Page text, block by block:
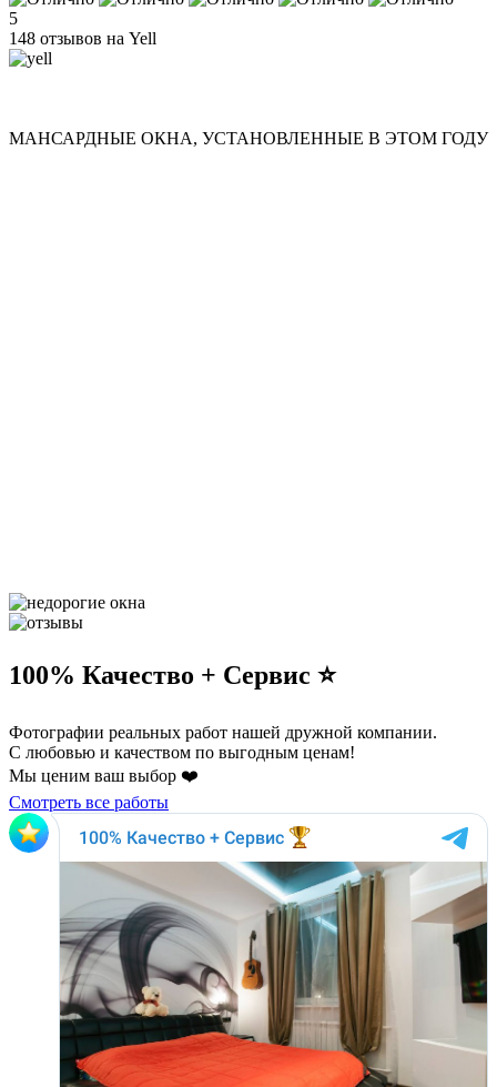
5
148 отзывов на Yell
МАНСАРДНЫЕ ОКНА, УСТАНОВЛЕННЫЕ В ЭТОМ ГОДУ
100% Качество + Сервис ⭐️
Фотографии реальных работ нашей дружной компании.
С любовью и качеством по выгодным ценам!
Мы ценим ваш выбор ❤️
Смотреть все работы